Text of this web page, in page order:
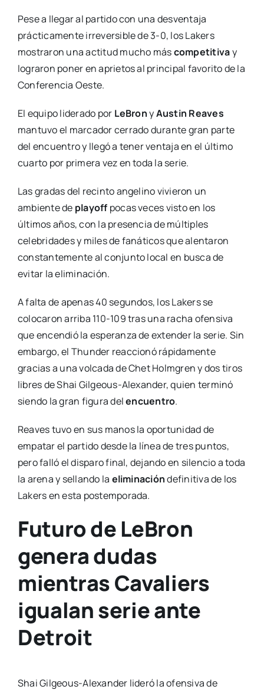
Pese a llegar al partido con una desventaja
prácticamente irreversible de 3-0, los Lakers
mostraron una actitud mucho máscompetitivay
lograron poner en aprietos al principal favorito de la
Conferencia Oeste.
El equipo liderado por LeBronyAustin Reaves
mantuvo el marcador cerrado durante gran parte
del encuentro y llegó a tener ventaja en el último
cuarto por primera vez en toda la serie.
Las gradas del recinto angelino vivieron un
ambiente de playoff pocas veces visto en los
últimos años, con la presencia de múltiples
celebridades y miles de fanáticos que alentaron
constantemente al conjunto local en busca de
evitar la eliminación.
A falta de apenas 40 segundos, los Lakers se
colocaron arriba 110-109 tras una racha ofensiva
que encendió la esperanza de extender la serie. Sin
embargo, el Thunder reaccionó rápidamente
gracias a una volcada de Chet Holmgren y dos tiros
libres de Shai Gilgeous-Alexander, quien terminó
siendo la gran figura delencuentro.
Reaves tuvo en sus manos la oportunidad de
empatar el partido desde la línea de tres puntos,
pero falló el disparo final, dejando en silencio a toda
la arena y sellando la eliminacióndefinitiva de los
Lakers en esta postemporada.
Futuro de LeBron
genera dudas
mientras Cavaliers
igualan serie ante
Detroit
Shai Gilgeous-Alexander lideró la ofensiva de